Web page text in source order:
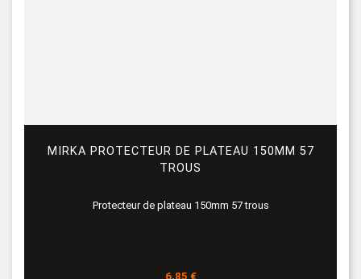
MIRKA PROTECTEUR DE PLATEAU 150MM 57
TROUS
Protecteur de plateau 150mm 57 trous
Prix
6,85 €